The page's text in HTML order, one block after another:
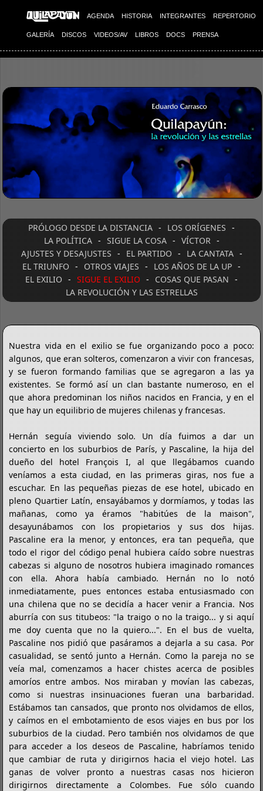
AGENDA HISTORIA INTEGRANTES REPERTORIO
GALERÍA DISCOS VIDEOS/AV LIBROS DOCS PRENSA
PRÓLOGO DESDE LA DISTANCIA - LOS ORÍGENES -
LA POLÍTICA - SIGUE LA COSA - VÍCTOR -
AJUSTES Y DESAJUSTES - EL PARTIDO - LA CANTATA -
EL TRIUNFO - OTROS VIAJES - LOS AÑOS DE LA UP -
EL EXILIO - SIGUE EL EXILIO - COSAS QUE PASAN -
LA REVOLUCIÓN Y LAS ESTRELLAS
Nuestra vida en el exilio se fue organizando poco a poco:
algunos, que eran solteros, comenzaron a vivir con francesas,
y se fueron formando familias que se agregaron a las ya
existentes. Se formó así un clan bastante numeroso, en el
que ahora predominan los niños nacidos en Francia, y en el
que hay un equilibrio de mujeres chilenas y francesas.
Hernán seguía viviendo solo. Un día fuimos a dar un
concierto en los suburbios de París, y Pascaline, la hija del
dueño del hotel François I, al que llegábamos cuando
veníamos a esta ciudad, en las primeras giras, nos fue a
escuchar. En las pequeñas piezas de ese hotel, ubicado en
pleno Quartier Latín, ensayábamos y dormíamos, y todas las
mañanas, como ya éramos "habitúes de la maison",
desayunábamos con los propietarios y sus dos hijas.
Pascaline era la menor, y entonces, era tan pequeña, que
todo el rigor del código penal hubiera caído sobre nuestras
cabezas si alguno de nosotros hubiera imaginado romances
con ella. Ahora había cambiado. Hernán no lo notó
inmediatamente, pues entonces estaba entusiasmado con
una chilena que no se decidía a hacer venir a Francia. Nos
aburría con sus titubeos: "la traigo o no la traigo... y si aquí
me doy cuenta que no la quiero...". En el bus de vuelta,
Pascaline nos pidió que pasáramos a dejarla a su casa. Por
casualidad, se sentó junto a Hernán. Como la pareja no se
veía mal, comenzamos a hacer chistes acerca de posibles
amoríos entre ambos. Nos miraban y movían las cabezas,
como si nuestras insinuaciones fueran una barbaridad.
Estábamos tan cansados, que pronto nos olvidamos de ellos,
y caímos en el embotamiento de esos viajes en bus por los
suburbios de la ciudad. Pero también nos olvidamos de que
para acceder a los deseos de Pascaline, habríamos tenido
que cambiar de ruta y dirigirnos hacia el viejo hotel. Las
ganas de volver pronto a nuestras casas nos hicieron
dirigirnos directamente a Colombes. Fue sólo cuando